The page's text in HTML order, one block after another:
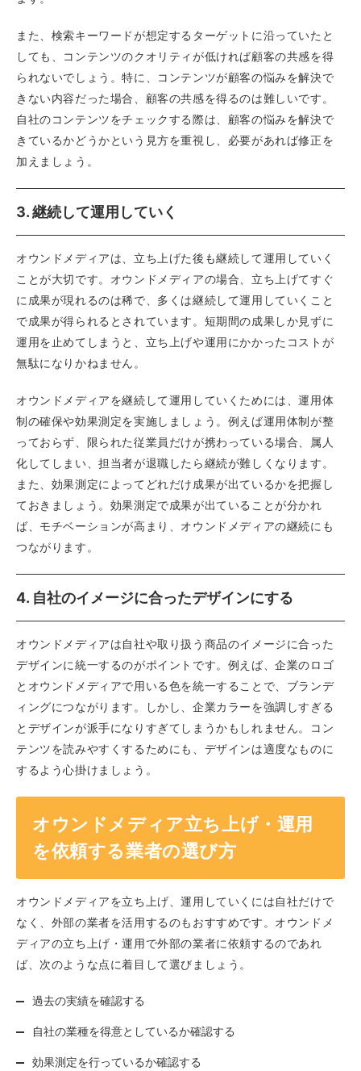
また、検索キーワードが想定するターゲットに沿っていたと
しても、コンテンツのクオリティが低ければ顧客の共感を得
られないでしょう。特に、コンテンツが顧客の悩みを解決で
きない内容だった場合、顧客の共感を得るのは難しいです。
自社のコンテンツをチェックする際は、顧客の悩みを解決で
きているかどうかという見方を重視し、必要があれば修正を
加えましょう。
3. 継続して運用していく
オウンドメディアは、立ち上げた後も継続して運用していく
ことが大切です。オウンドメディアの場合、立ち上げてすぐ
に成果が現れるのは稀で、多くは継続して運用していくこと
で成果が得られるとされています。短期間の成果しか見ずに
運用を止めてしまうと、立ち上げや運用にかかったコストが
無駄になりかねません。
オウンドメディアを継続して運用していくためには、運用体
制の確保や効果測定を実施しましょう。例えば運用体制が整
っておらず、限られた従業員だけが携わっている場合、属人
化してしまい、担当者が退職したら継続が難しくなります。
また、効果測定によってどれだけ成果が出ているかを把握し
ておきましょう。効果測定で成果が出ていることが分かれ
ば、モチベーションが高まり、オウンドメディアの継続にも
つながります。
4. 自社のイメージに合ったデザインにする
オウンドメディアは自社や取り扱う商品のイメージに合った
デザインに統一するのがポイントです。例えば、企業のロゴ
とオウンドメディアで用いる色を統一することで、ブランデ
ィングにつながります。しかし、企業カラーを強調しすぎる
とデザインが派手になりすぎてしまうかもしれません。コン
テンツを読みやすくするためにも、デザインは適度なものに
するよう心掛けましょう。
オウンドメディア立ち上げ・運用
を依頼する業者の選び方
オウンドメディアを立ち上げ、運用していくには自社だけで
なく、外部の業者を活用するのもおすすめです。オウンドメ
ディアの立ち上げ・運用で外部の業者に依頼するのであれ
ば、次のような点に着目して選びましょう。
過去の実績を確認する
自社の業種を得意としているか確認する
効果測定を行っているか確認する